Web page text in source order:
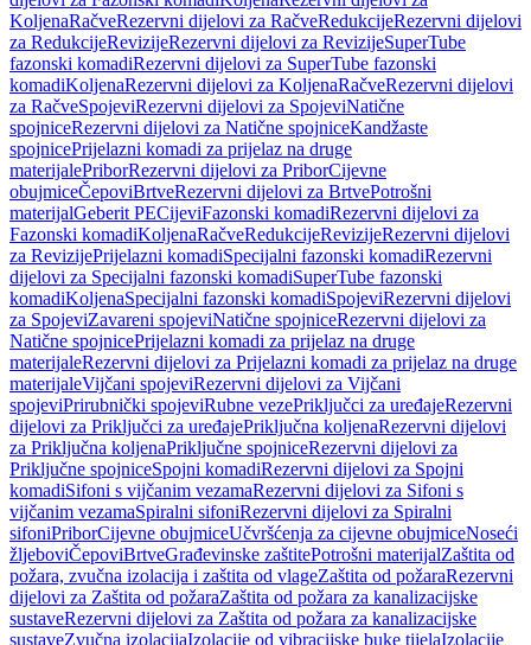
KoljenaRačveRezervni dijelovi za RačveRedukcijeRezervni dijelovi
za RedukcijeRevizijeRezervni dijelovi za RevizijeSuperTube
fazonski komadiRezervni dijelovi za SuperTube fazonski
komadiKoljenaRezervni dijelovi za KoljenaRačveRezervni dijelovi
za RačveSpojeviRezervni dijelovi za SpojeviNatične
spojniceRezervni dijelovi za Natične spojniceKandžaste
spojnicePrijelazni komadi za prijelaz na druge
materijalePriborRezervni dijelovi za PriborCijevne
obujmiceČepoviBrtveRezervni dijelovi za BrtvePotrošni
materijalGeberit PECijeviFazonski komadiRezervni dijelovi za
Fazonski komadiKoljenaRačveRedukcijeRevizijeRezervni dijelovi
za RevizijePrijelazni komadiSpecijalni fazonski komadiRezervni
dijelovi za Specijalni fazonski komadiSuperTube fazonski
komadiKoljenaSpecijalni fazonski komadiSpojeviRezervni dijelovi
za SpojeviZavareni spojeviNatične spojniceRezervni dijelovi za
Natične spojnicePrijelazni komadi za prijelaz na druge
materijaleRezervni dijelovi za Prijelazni komadi za prijelaz na druge
materijaleVijčani spojeviRezervni dijelovi za Vijčani
spojeviPrirubnički spojeviRubne vezePriključci za uređajeRezervni
dijelovi za Priključci za uređajePriključna koljenaRezervni dijelovi
za Priključna koljenaPriključne spojniceRezervni dijelovi za
Priključne spojniceSpojni komadiRezervni dijelovi za Spojni
komadiSifoni s vijčanim vezamaRezervni dijelovi za Sifoni s
vijčanim vezamaSpiralni sifoniRezervni dijelovi za Spiralni
sifoniPriborCijevne obujmiceUčvršćenja za cijevne obujmiceNoseći
žljeboviČepoviBrtveGrađevinske zaštitePotrošni materijalZaštita od
požara, zvučna izolacija i zaštita od vlageZaštita od požaraRezervni
dijelovi za Zaštita od požaraZaštita od požara za kanalizacijske
sustaveRezervni dijelovi za Zaštita od požara za kanalizacijske
sustaveZvučna izolacijaIzolacije od vibracijske buke tijelaIzolacije